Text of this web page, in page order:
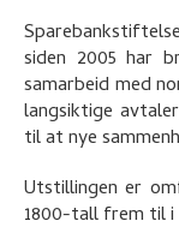
siden 2005 har
samarbeid med
langsiktige
til at nye
Utstillingen er
1800-tall frem til i